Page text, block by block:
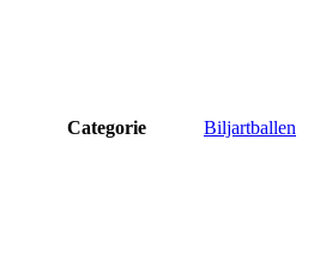
Categorie Biljartballen